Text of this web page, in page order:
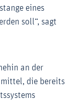
eines
soll“, sagt
an der
die bereits